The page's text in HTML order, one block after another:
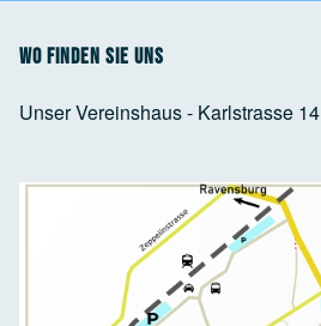
Wo finden Sie uns
Unser Vereinshaus - Karlstrasse 14